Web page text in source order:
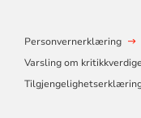
Personvernerklæring
Varsling om